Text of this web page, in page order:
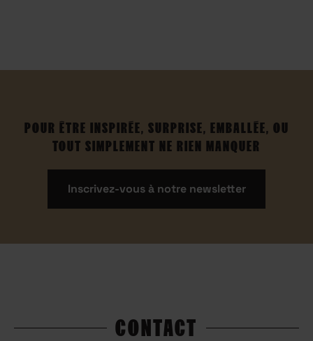
POUR ÊTRE INSPIRÉE, SURPRISE, EMBALLÉE, OU
TOUT SIMPLEMENT NE RIEN MANQUER
Inscrivez-vous à notre newsletter
CONTACT